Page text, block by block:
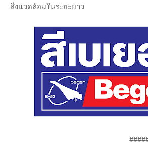
สิ่งแวดล้อมในระยะยาว